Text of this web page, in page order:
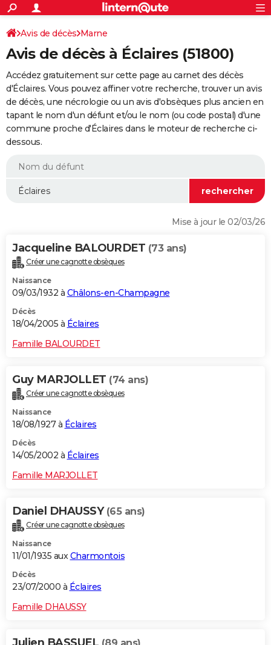
ACTUALITÉS
Politique
Société
Faits Divers
Education
Monde
Villes
+
SPORT
Coupe du monde 2026
Football
Tennis
Cyclisme
Rugby
Forum
Programme TV
TNT
Streaming
Cinéma
Sorties cinéma
Musique
+
FINANCE
Retraite
Epargne
Immobilier
Risques naturels par ville
Assurance
AUTO
Essais
Réserver un essai
Citadines
Berlines
SUV
Forum auto
+
HIGH-TECH
BRICOLAGE
Forum
Aménagement intérieur
Extérieur
Cuisine
Salle de bains
Jardinage
Rangement
WEEK-END
Alimentation
Guide de la santé
Maladies
Médicaments
Sommeil
VOYAGE
Destinations
City break
Voyage nature
Voyage de noces
Forum
Climat
+PHOTO
GUIDES D'ACHAT
Carte de Noël
Carte Bonne année
Carte Saint-Valentin
Carte Pâques
Carte d'anniversaire
DICTIONNAIRE
Dictionnaire
Biographies
Citations
Expressions
Proverbes
PROGRAMME TV
S'inscrire
Se connecter
Lycées
Collèges
Primaires
Universités
Entreprises
Service militaire
Avis de recherche
AVIS DE DÉCÈS
FORUM
Bricolage
Culture
Television
Voyage
Avis de décès Marne
Avis de décès à Éclaires (51800)
Accédez gratuitement sur cette page au carnet des décès
d'Éclaires. Vous pouvez affiner votre recherche, trouver un avis
de décès, une nécrologie ou un avis d'obsèques plus ancien en
tapant le nom d'un défunt et/ou le nom (ou code postal) d'une
commune proche d'Éclaires dans le moteur de recherche ci-
dessous.
Mise à jour le 02/03/26
Jacqueline BALOURDET (73 ans)
Créer une cagnotte obsèques
Naissance
09/03/1932 à Châlons-en-Champagne
Décès
18/04/2005 à Éclaires
Famille BALOURDET
Guy MARJOLLET (74 ans)
Créer une cagnotte obsèques
Naissance
18/08/1927 à Éclaires
Décès
14/05/2002 à Éclaires
Famille MARJOLLET
Daniel DHAUSSY (65 ans)
Créer une cagnotte obsèques
Naissance
11/01/1935 auxCharmontois
Décès
23/07/2000 à Éclaires
Famille DHAUSSY
(89 ans)